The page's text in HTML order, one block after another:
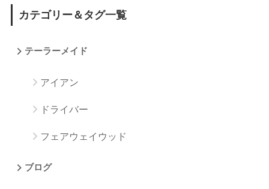
カテゴリー＆タグ一覧
テーラーメイド
アイアン
ドライバー
フェアウェイウッド
ブログ